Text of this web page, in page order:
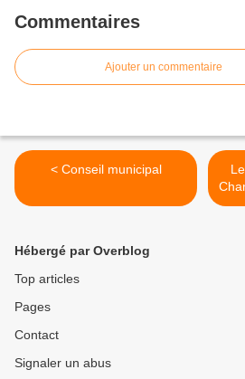
Commentaires
Ajouter un commentaire
< Conseil municipal
Hébergé par Overblog
Top articles
Pages
Contact
Signaler un abus